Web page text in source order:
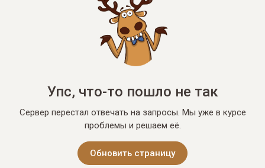
Упс, что-то пошло не так
Сервер перестал отвечать на запросы. Мы уже в курсе
проблемы и решаем её.
Обновить страницу